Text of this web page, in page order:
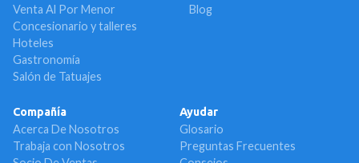
Venta Al Por Menor
Concesionario y talleres
Hoteles
Gastronomía
Salón de Tatuajes
Blog
Compañía
Acerca De Nosotros
Trabaja con Nosotros
Ayudar
Glosario
Preguntas Frecuentes